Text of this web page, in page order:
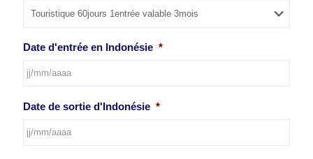
Date d'entrée en Indonésie *
slash
MM
slash
Date de sortie d'Indonésie *